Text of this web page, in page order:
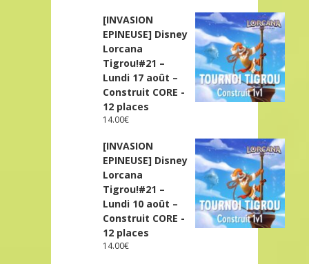
[INVASION
EPINEUSE] Disney
Lorcana
Tigrou!#21 –
Lundi 17 août –
Construit CORE -
12 places
14.00€
[INVASION
EPINEUSE] Disney
Lorcana
Tigrou!#21 –
Lundi 10 août –
Construit CORE -
12 places
14.00€